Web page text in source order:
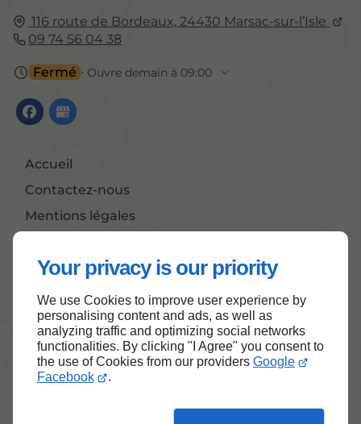
Your privacy is our priority
We use Cookies to improve user experience by
personalising content and ads, as well as
analyzing traffic and optimizing social networks
functionalities. By clicking "I Agree" you consent to
the use of Cookies from our providers Google
Facebook
.
116 route de Bordeaux, 24430 Marsac-sur-l’Isle
09 74 56 04 38
Fermé ⋅ Ouvre demain à 09:00
Accueil
Contactez-nous
Mentions légales
Haut de page